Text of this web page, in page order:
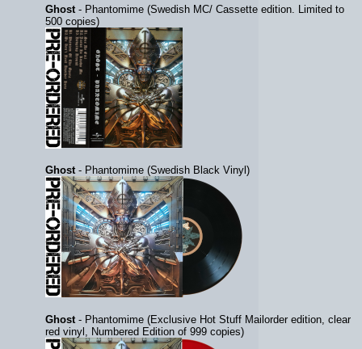
Ghost - Phantomime (Swedish MC/ Cassette edition. Limited to
500 copies)
Ghost- Phantomime (Swedish Black Vinyl)
Ghost- Phantomime (Exclusive Hot Stuff Mailorder edition, clear
red vinyl, Numbered Edition of 999 copies)